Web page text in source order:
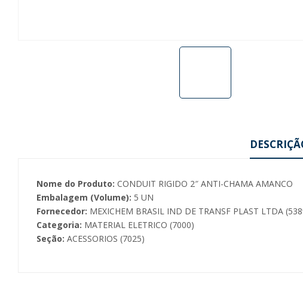
Nome do Produto: CONDUIT RIGIDO 2″ ANTI-CHAMA AMANCO
Embalagem (Volume): 5 UN
Fornecedor: MEXICHEM BRASIL IND DE TRANSF PLAST LTDA
Categoria: MATERIAL ELETRICO (7000)
Seção: ACESSORIOS (7025)